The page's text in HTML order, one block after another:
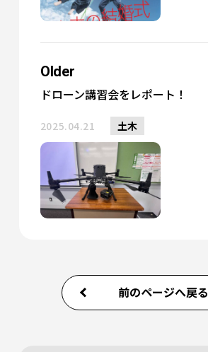
Older
ドローン講習会をレポート！
2025.04.21 土木
前のページへ戻る